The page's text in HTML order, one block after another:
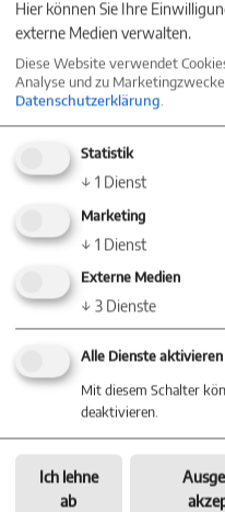
Baum
Villingen-
78054
Baum
+49 (0)
Hier können Sie Ihre
externe Medien verwalten.
Diese Website verwendet
Analyse und zu
Datenschutzerklärung.
Statistik
↓ 1 Dienst
Marketing
↓ 1 Dienst
Externe Medien
↓ 3 Dienste
Alle Dienste
Mit diesem Schalter
deaktivieren.
Ich lehne
ab